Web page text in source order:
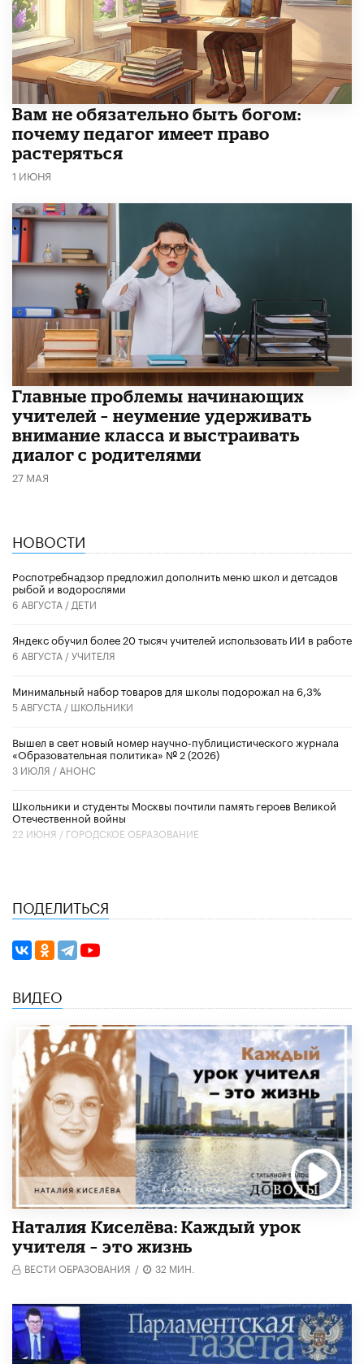
​Вам не обязательно быть богом:
почему педагог имеет право
растеряться
1 ИЮНЯ
Главные проблемы начинающих
учителей – неумение удерживать
внимание класса и выстраивать
диалог с родителями
27 МАЯ
НОВОСТИ
Роспотребнадзор предложил дополнить меню школ и детсадов
рыбой и водорослями
6 АВГУСТА / ДЕТИ
​Яндекс обучил более 20 тысяч учителей использовать ИИ в работе
6 АВГУСТА /УЧИТЕЛЯ
Минимальный набор товаров для школы подорожал на 6,3%
5 АВГУСТА / ШКОЛЬНИКИ
Вышел в свет новый номер научно-публицистического журнала
«Образовательная политика» № 2 (2026)
3 ИЮЛЯ / АНОНС
Школьники и студенты Москвы почтили память героев Великой
Отечественной войны
22 ИЮНЯ / ГОРОДСКОЕ ОБРАЗОВАНИЕ
ПОДЕЛИТЬСЯ
ВИДЕО
Наталия Киселёва: Каждый урок
учителя – это жизнь
ВЕСТИ ОБРАЗОВАНИЯ / 32 МИН.